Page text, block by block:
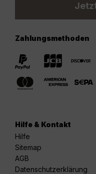
Zahlungsmethoden
Hilfe & Kontakt
Hilfe
Sitemap
AGB
Datenschutzerklärung